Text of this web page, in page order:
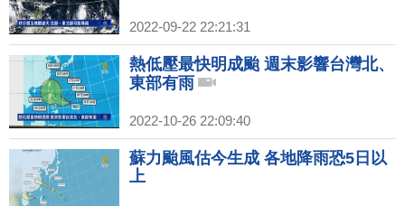
2022-09-22 22:21:31
熱低壓最快明成颱 週末影響台灣北、
東部有雨
2022-10-26 22:09:40
蘇力颱風估今生成 各地降雨恐5日以
上